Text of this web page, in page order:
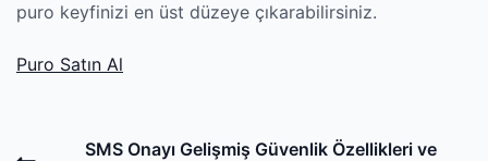
puro keyfinizi en üst düzeye çıkarabilirsiniz.
Puro Satın Al
PreviousSMS Onayı Gelişmiş Güvenlik Özellikleri ve